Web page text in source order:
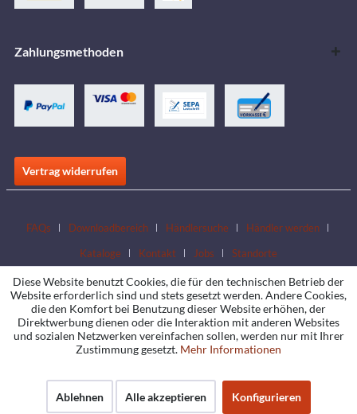
Zahlungsmethoden
Vertrag widerrufen
FAQs Downloadbereich Händlersuche
Händler werden
Kataloge
Kontakt Jobs Standorte
Diese Website benutzt Cookies, die für den technischen Betrieb der
Website erforderlich sind und stets gesetzt werden. Andere Cookies,
die den Komfort bei Benutzung dieser Website erhöhen, der
Direktwerbung dienen oder die Interaktion mit anderen Websites
und sozialen Netzwerken vereinfachen sollen, werden nur mit Ihrer
Zustimmung gesetzt. Mehr Informationen
Ablehnen Alle akzeptieren Konfigurieren